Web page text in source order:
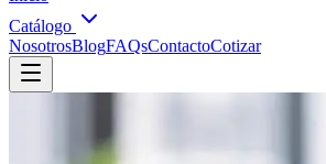
Catálogo
NosotrosBlogFAQsContactoCotizar